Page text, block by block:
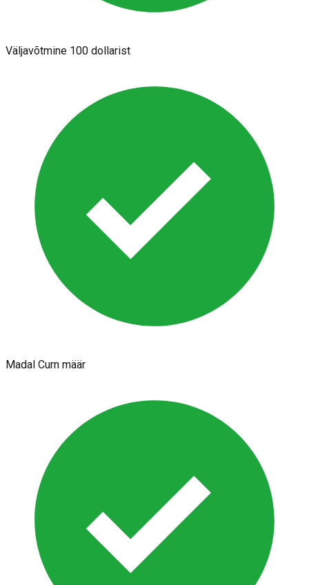
Väljavõtmine 100 dollarist
Madal Curn määr